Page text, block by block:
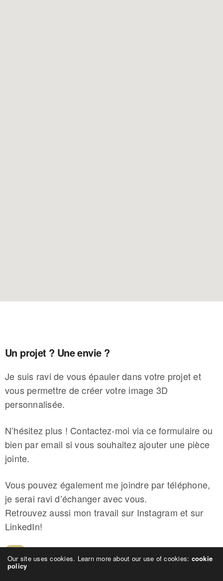
Un projet ? Une envie ?
Je suis ravi de vous épauler dans votre projet et
vous permettre de créer votre image 3D
personnalisée.
N’hésitez plus ! Contactez-moi via ce formulaire ou
bien par email si vous souhaitez ajouter une pièce
jointe.
Vous pouvez également me joindre par téléphone,
je serai ravi d’échanger avec vous.
Retrouvez aussi mon travail sur Instagram et sur
LinkedIn!
Our site uses cookies. Learn more about our use of cookies: cookie
policy